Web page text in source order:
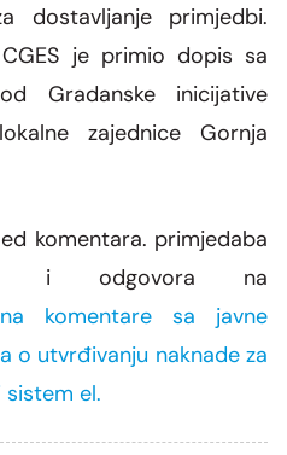
dostavljanje primjedbi.
je primio dopis sa
Gradanske inicijative
zajednice Gornja
komentara. primjedaba
i odgovora na
komentare sa javne
o utvrđivanju naknade za
el.